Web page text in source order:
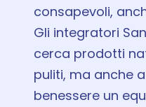
consapevoli,
Gli integratori
cerca prodotti
puliti, ma anche
benessere un